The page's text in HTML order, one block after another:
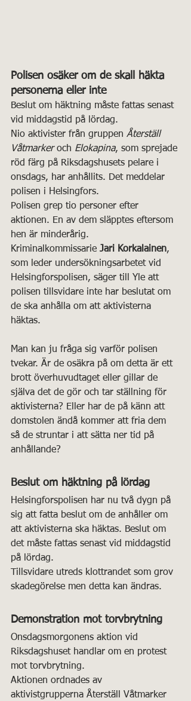
Polisen osäker om de skall häkta
personerna eller inte
Beslut om häktning måste fattas senast
vid middagstid på lördag.
Nio aktivister från gruppen Återställ
Våtmarker och Elokapina, som sprejade
röd färg på Riksdagshusets pelare i
onsdags, har anhållits. Det meddelar
polisen i Helsingfors.
Polisen grep tio personer efter
aktionen. En av dem släpptes eftersom
hen är minderårig.
Kriminalkommissarie Jari Korkalainen,
som leder undersökningsarbetet vid
Helsingforspolisen, säger till Yle att
polisen tillsvidare inte har beslutat om
de ska anhålla om att aktivisterna
häktas.
Man kan ju fråga sig varför polisen
tvekar. Är de osäkra på om detta är ett
brott överhuvudtaget eller gillar de
själva det de gör och tar ställning för
aktivisterna? Eller har de på känn att
domstolen ändå kommer att fria dem
så de struntar i att sätta ner tid på
anhållande?
Beslut om häktning på lördag
Helsingforspolisen har nu två dygn på
sig att fatta beslut om de anhåller om
att aktivisterna ska häktas. Beslut om
det måste fattas senast vid middagstid
på lördag.
Tillsvidare utreds klottrandet som grov
skadegörelse men detta kan ändras.
Demonstration mot torvbrytning
Onsdagsmorgonens aktion vid
Riksdagshuset handlar om en protest
mot torvbrytning.
Aktionen ordnades av
aktivistgrupperna Återställ Våtmarker